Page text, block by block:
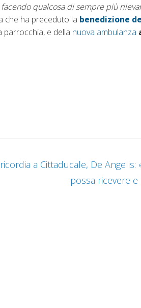
qualcosa di sempre più
che ha preceduto la benedizione
parrocchia, e della nuova ambulanza
a Cittaducale, De
possa ricevere